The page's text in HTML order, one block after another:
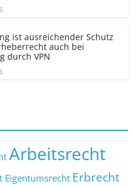
ist ausreichender Schutz
auch bei
durch VPN
Arbeitsrecht
Eigentumsrecht Erbrecht